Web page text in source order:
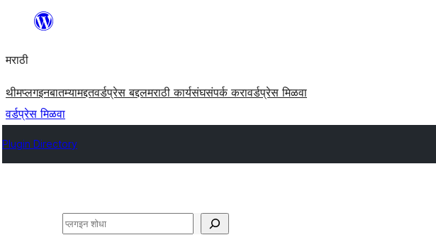
सामुग्रीवर
मराठी
थीमप्लगइनबातम्यामद्दतवर्डप्रेस बद्दलमराठी कार्यसंघसंपर्क करावर्डप्रेस मिळवा
वर्डप्रेस मिळवा
Plugin Directory
शोधा